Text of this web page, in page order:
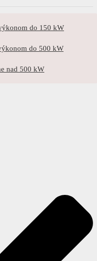
do 150 kW
do 500 kW
nad 500 kW